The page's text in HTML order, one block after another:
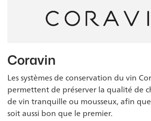
Coravin
Les systèmes de conservation du vin
permettent de préserver la qualité de
de vin tranquille ou mousseux, afin
soit aussi bon que le premier.